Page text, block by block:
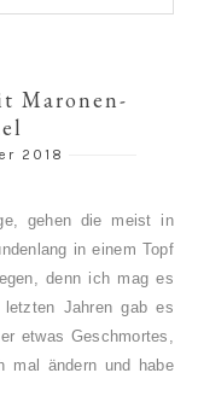
Maronen-
2018
gehen die meist in
in einem Topf
denn ich mag es
Jahren gab es
etwas Geschmortes,
mal ändern und habe